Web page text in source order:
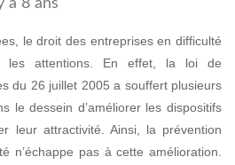
le droit des entreprises en difficulté
attentions. En effet, la loi de
du 26 juillet 2005 a souffert plusieurs
le dessein d’améliorer les dispositifs
leur attractivité. Ainsi, la prévention
n’échappe pas à cette amélioration.